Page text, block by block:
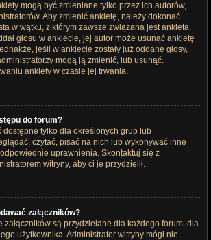
mogą być zmieniane tylko przez ich autorów,
Aby zmienić ankietę, należy dokonać
w wątku, z którym zawsze związana jest ankieta.
głosu w ankiecie, jej autor może usunąć ankietę
jeśli w ankiecie zostały już oddane głosy,
mogą ją zmienić, lub usunąć.
ankiety w czasie jej trwania.
do forum?
dostępne tylko dla określonych grup lub
czytać, pisać na nich lub wykonywać inne
uprawnienia. Skontaktuj się z
witryny, aby ci je przydzielił.
załączników?
załączników są przydzielane dla każdego forum, dla
użytkownika. Administrator witryny mógł nie